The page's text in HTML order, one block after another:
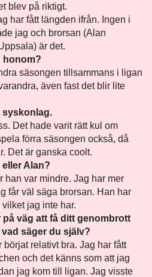
blev på riktigt.
har fått längden ifrån. Ingen i
jag och brorsan (Alan
är det.
honom?
säsongen tillsammans i ligan
även fast det blir lite
syskonlag.
Det hade varit rätt kul om
förra säsongen också, då
Det är ganska coolt.
Alan?
han var mindre. Jag har mer
får väl säga brorsan. Han har
jag inte har.
på väg att få ditt genombrott
säger du själv?
relativt bra. Jag har fått
och det känns som att jag
jag kom till ligan. Jag visste